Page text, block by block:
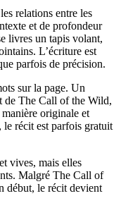
relations entre les
et de profondeur
livres un tapis volant,
L’écriture est
parfois de précision.
sur la page. Un
de The Call of the Wild,
originale et
récit est parfois gratuit
vives, mais elles
Malgré The Call of
début, le récit devient